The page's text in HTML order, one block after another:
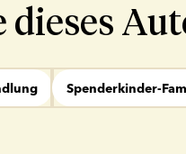
dieses
Spenderkinder-